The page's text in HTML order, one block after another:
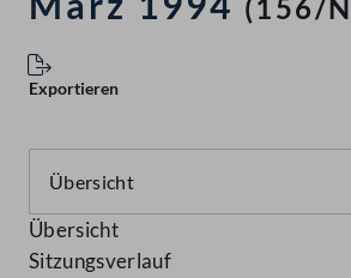
(156/
Exportieren
Übersicht
Sitzungsverlauf